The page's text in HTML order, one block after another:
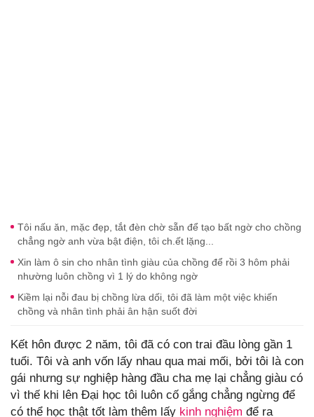
Tôi nấu ăn, mặc đẹp, tắt đèn chờ sẵn để tạo bất ngờ cho chồng
chẳng ngờ anh vừa bật điện, tôi ch.ết lặng...
Xin làm ô sin cho nhân tình giàu của chồng để rồi 3 hôm phải
nhường luôn chồng vì 1 lý do không ngờ
Kiềm lại nỗi đau bị chồng lừa dối, tôi đã làm một việc khiến
chồng và nhân tình phải ân hận suốt đời
Kết hôn được 2 năm, tôi đã có con trai đầu lòng gần 1
tuổi. Tôi và anh vốn lấy nhau qua mai mối, bởi tôi là con
gái nhưng sự nghiệp hàng đầu cha mẹ lại chẳng giàu có
vì thế khi lên Đại học tôi luôn cố gắng chẳng ngừng để
có thể học thật tốt làm thêm lấy kinh nghiệm để ra